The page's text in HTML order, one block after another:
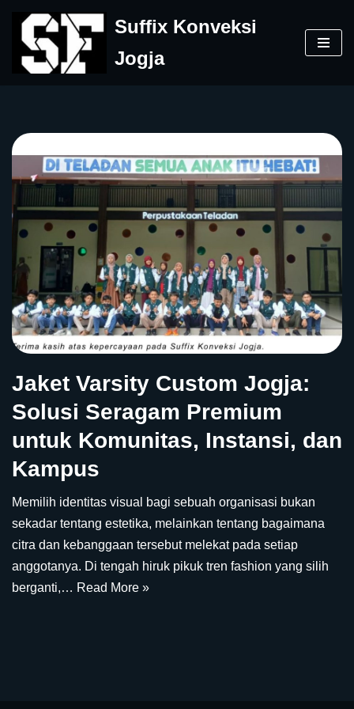
Skip
to
Suffix Konveksi
Jogja
Jaket Varsity Custom Jogja:
Solusi Seragam Premium
untuk Komunitas, Instansi, dan
Kampus
Memilih identitas visual bagi sebuah organisasi bukan
sekadar tentang estetika, melainkan tentang bagaimana
citra dan kebanggaan tersebut melekat pada setiap
anggotanya. Di tengah hiruk pikuk tren fashion yang silih
berganti,… Read More »